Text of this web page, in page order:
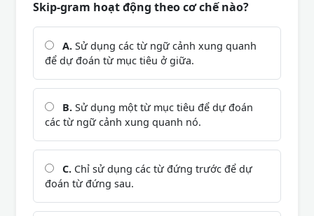
Skip-gram hoạt động theo cơ chế nào?
A. Sử dụng các từ ngữ cảnh xung quanh
để dự đoán từ mục tiêu ở giữa.
B. Sử dụng một từ mục tiêu để dự đoán
các từ ngữ cảnh xung quanh nó.
C. Chỉ sử dụng các từ đứng trước để dự
đoán từ đứng sau.